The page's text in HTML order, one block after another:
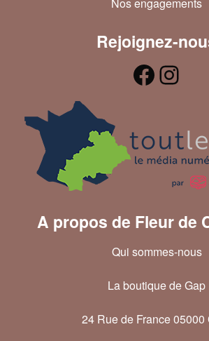
Rejoignez-
A propos de Fleur de
Qui sommes-nous
La boutique de Gap
24 Rue de France 05000